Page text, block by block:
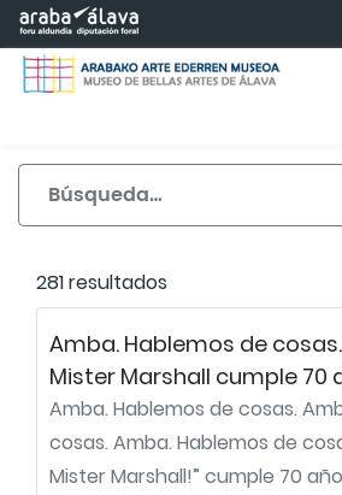
Saltar al contenido principal
281 resultados
Amba. Hablemos de
Mister Marshall cumple 70
Amba. Hablemos de cosas.
cosas. Amba. Hablemos de
Mister Marshall!” cumple 70